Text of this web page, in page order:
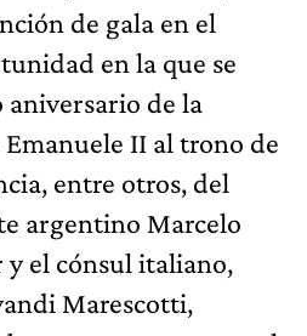
de gala en el
en la que se
aniversario de la
II al trono de
entre otros, del
argentino Marcelo
y el cónsul italiano,
Marescotti,